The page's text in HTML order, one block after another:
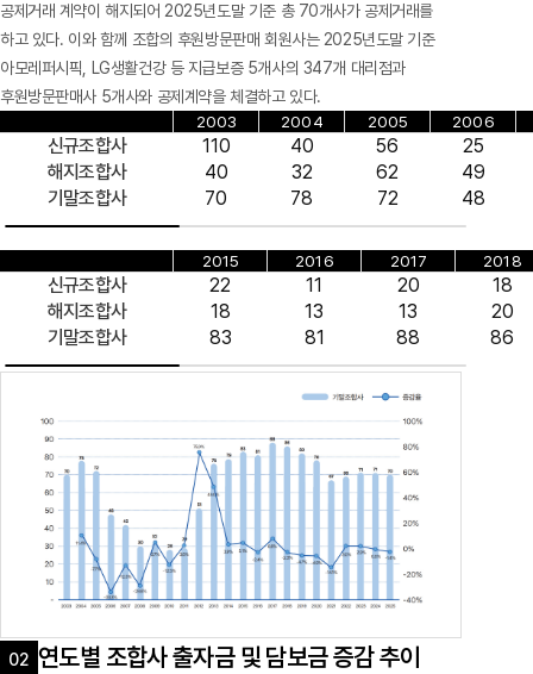
공제거래 계약이 해지되어 2025년도말 기준 총 70개사가 공제거래를
하고 있다. 이와 함께 조합의 후원방문판매 회원사는 2025년도말 기준
아모레퍼시픽, LG생활건강 등 지급보증 5개사의 347개 대리점과
후원방문판매사 5개사와 공제계약을 체결하고 있다.
2003
2004 2005 2006
신규조합사 110 40 56
25
해지조합사
40 32 62
49
기말조합사
70 78 72 48
2015 2016 2017 2018
신규조합사 22 11 20
18
해지조합사
18 13 13
20
기말조합사
83 81 88 86
연도별 조합사 출자금 및 담보금 증감 추이